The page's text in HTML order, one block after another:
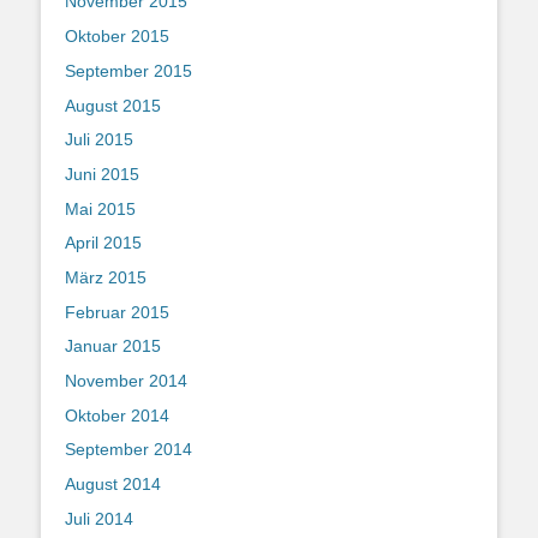
Oktober 2015
September 2015
August 2015
Juli 2015
Juni 2015
Mai 2015
April 2015
März 2015
Februar 2015
Januar 2015
November 2014
Oktober 2014
September 2014
August 2014
Juli 2014